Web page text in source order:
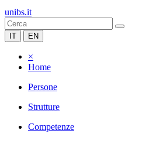
unibs.it
IT EN
×
Home
Persone
Strutture
Competenze